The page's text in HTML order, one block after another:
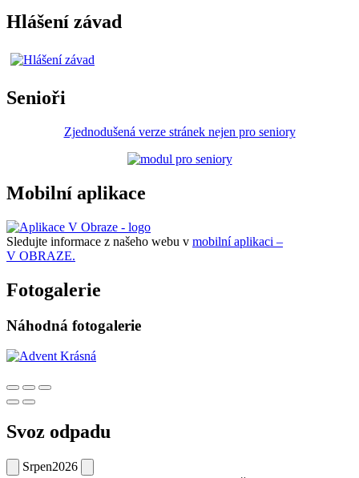
Hlášení závad
Senioři
Zjednodušená verze stránek nejen pro seniory
Mobilní aplikace
Sledujte informace z našeho webu v mobilní aplikaci –
V OBRAZE.
Fotogalerie
Náhodná fotogalerie
Svoz odpadu
Srpen2026